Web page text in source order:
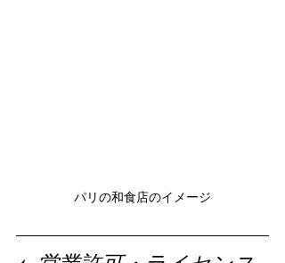
パリの和食店のイメージ